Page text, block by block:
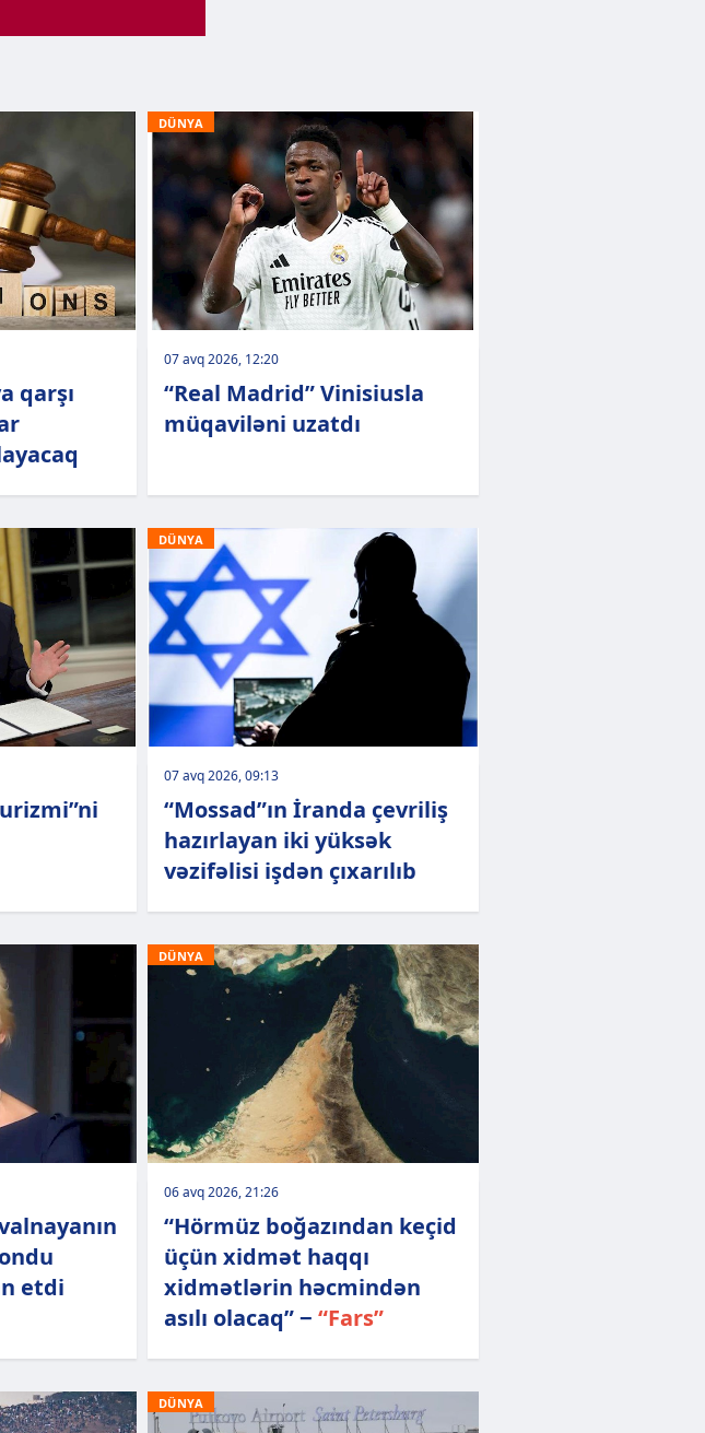
qarşı
DÜNYA
07 avq 2026, 12:20
“Real Madrid” Vinisiusla
müqaviləni uzatdı
DÜNYA
07 avq 2026, 09:13
“Mossad”ın İranda çevriliş
hazırlayan iki yüksək
vəzifəlisi işdən çıxarılıb
etdi
DÜNYA
06 avq 2026, 21:26
“Hörmüz boğazından keçid
üçün xidmət haqqı
xidmətlərin həcmindən
asılı olacaq” − “Fars”
DÜNYA